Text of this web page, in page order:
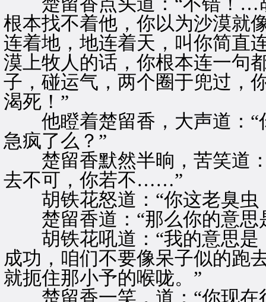
根本找不着他，你以为沙漠就
连着地，地连着天，叫你简直
漠上牧人的话，你根本连一句
子，碰运气，两个圈于兜过，
渴死！”
他瞪着楚留香，大声道：“
急疯了么？”
楚留香默然半晌，苦笑道：
去不可，你若不……”
胡铁花怒道：“你这老臭虫
楚留香道：“那么你的意
胡铁花吼道：“我的意思是
成功，咱们不要像呆子似的跑
就扼住那小予的喉咙。”
楚留香一笑，道：“你现在